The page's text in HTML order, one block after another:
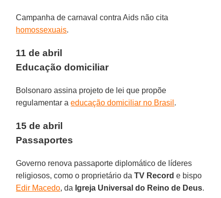
Campanha de carnaval contra Aids não cita
homossexuais.
11 de abril
Educação domiciliar
Bolsonaro assina projeto de lei que propõe
regulamentar aeducação domiciliar no Brasil .
15 de abril
Passaportes
Governo renova passaporte diplomático de líderes
religiosos, como o proprietário daTV Record e bispo
Edir Macedo, da Igreja Universal do Reino de Deus.